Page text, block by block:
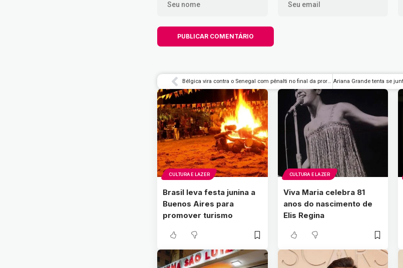
Bélgica vira contra o Senegal com pênalti no final da prorrogação
CULTURA E LAZER
Brasil leva festa junina a
Buenos Aires para
promover turismo
CULTURA E LAZER
Viva Maria celebra 81
anos do nascimento de
Elis Regina